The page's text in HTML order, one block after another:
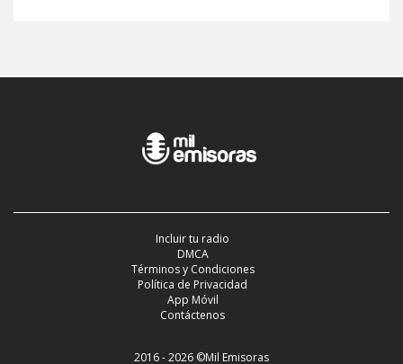
Incluir tu radio
DMCA
Términos y Condiciones
Política de Privacidad
App Móvil
Contáctenos
2016 - 2026 ©Mil Emisoras